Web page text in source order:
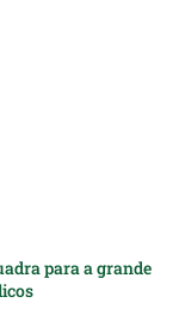
para a grande